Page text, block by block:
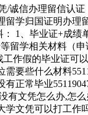
信办理留信认
学归国证明办
1、毕业证+成
留学相关材料（
假的毕业证可
要些什么材料
常毕业
文凭怎么办,怎
文凭可以打工